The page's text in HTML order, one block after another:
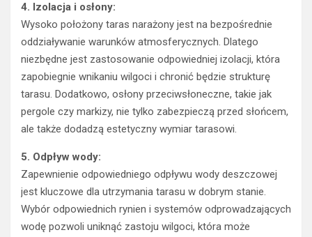
4. Izolacja i osłony:
Wysoko położony taras narażony jest na bezpośrednie
oddziaływanie warunków atmosferycznych. Dlatego
niezbędne jest zastosowanie odpowiedniej izolacji, która
zapobiegnie wnikaniu wilgoci i chronić będzie strukturę
tarasu. Dodatkowo, osłony przeciwsłoneczne, takie jak
pergole czy markizy, nie tylko zabezpieczą przed słońcem,
ale także dodadzą estetyczny wymiar tarasowi.
5. Odpływ wody:
Zapewnienie odpowiedniego odpływu wody deszczowej
jest kluczowe dla utrzymania tarasu w dobrym stanie.
Wybór odpowiednich rynien i systemów odprowadzających
wodę pozwoli uniknąć zastoju wilgoci, która może